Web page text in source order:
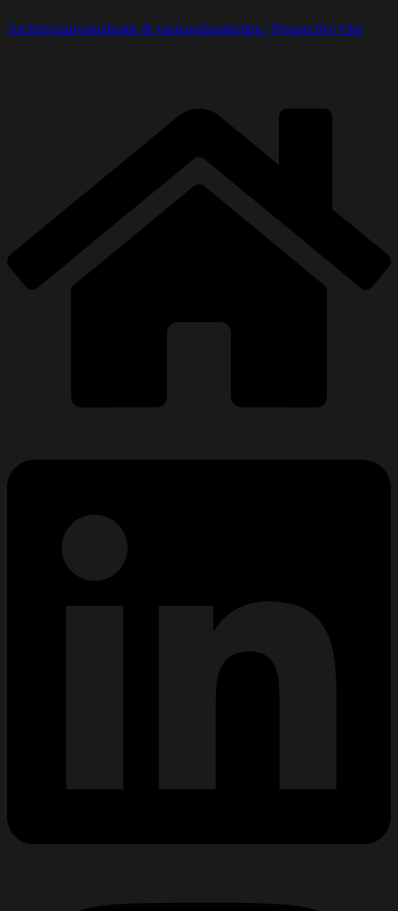
Architectuurvisualisatie & vastgoedmarketing | Perspective One